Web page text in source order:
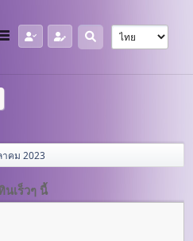
คม 2023
นเร็วๆ นี้